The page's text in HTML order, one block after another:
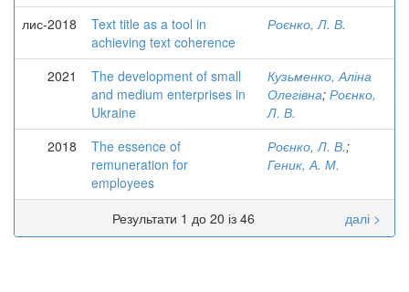
лис-2018
Text title as a tool in
achieving text coherence
Роєнко, Л. В.
2021
The development of small
and medium enterprises in
Ukraine
Кузьменко, Аліна
Олегівна; Роєнко,
Л. В.
2018
The essence of
remuneration for
employees
Роєнко, Л. В.;
Геник, А. М.
Результати 1 до 20 із 46 далі >